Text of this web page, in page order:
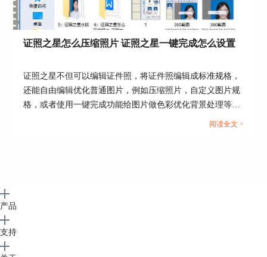
光”，在弹出的“去除皮肤高光”窗口中，通过最底
部的按钮控制调整幅度数值，选择完成之后，点
证照之星怎么压缩照片 证照之星一键完成怎么设置
证照之星不但可以编辑证件照，将证件照编辑成标准规格，
还能自由编辑优化普通图片，例如压缩照片，自定义图片规
格，或者使用一键完成功能给图片做色彩优化背景处理等多
种美化调整。这篇文章就告诉大家证照之星怎么压缩照片，
阅读全文 >
产品
支持